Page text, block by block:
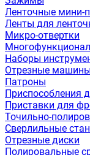
Ленточные мини-
Ленты для
Микро-отвертки
Наборы
Отрезные машины
Патроны
Приспособления
Приставки для
Точильно-
Сверлильные
Отрезные диски
Полировальные